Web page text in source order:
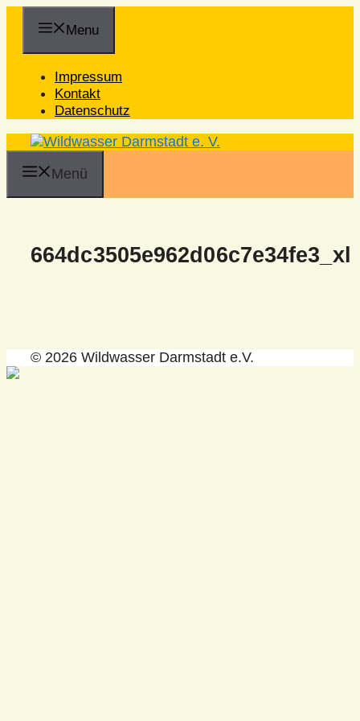
Inhalt
Menu
Impressum
Kontakt
Datenschutz
Menü
664dc3505e962d06c7e34fe3_xl
© 2026 Wildwasser Darmstadt e.V.